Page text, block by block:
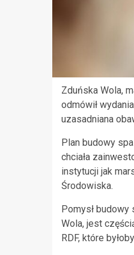
Zduńska Wola,
odmówił
uzasadniana
Plan budowy
chciała
instytucji jak
Środowiska.
Pomysł
Wola, jest
RDF, które